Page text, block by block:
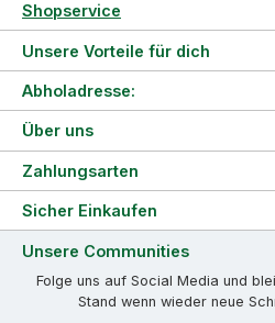
Shopservice
Unsere Vorteile für dich
Über uns
Zahlungsarten
Abholadresse:
Sicher Einkaufen
Unsere Communities
Folge uns auf Social Media und
Stand wenn wieder neue